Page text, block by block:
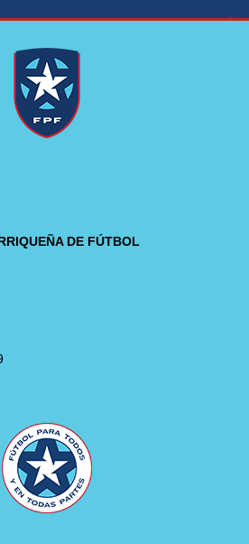
DE FÚTBOL